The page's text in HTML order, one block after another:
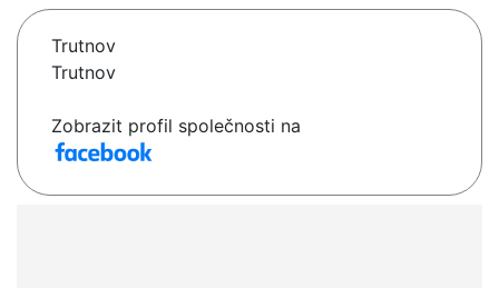
Trutnov
Trutnov
Zobrazit profil společnosti na